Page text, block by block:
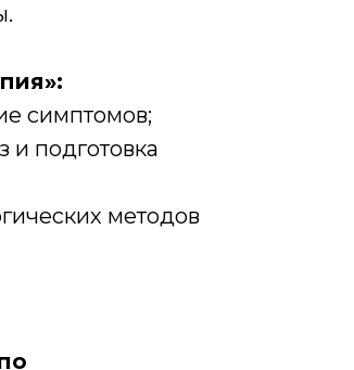
симптомов;
и подготовка
методов